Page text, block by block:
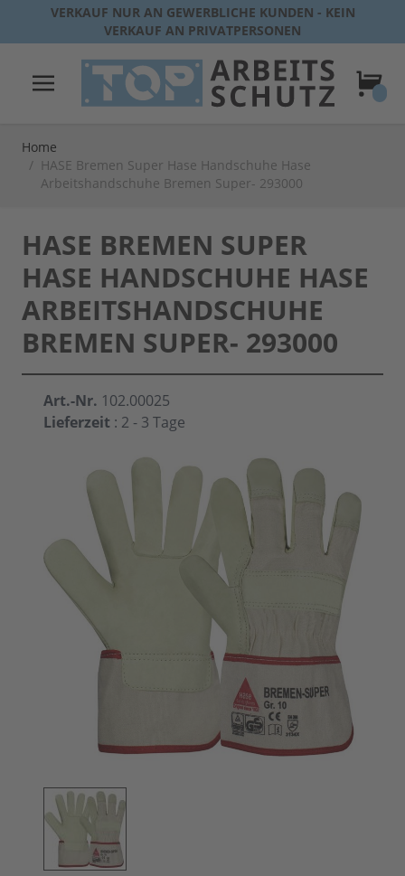
Direkt zum Inhalt
VERKAUF NUR AN GEWERBLICHE KUNDEN - KEIN
VERKAUF AN PRIVATPERSONEN
Home
/ HASE Bremen Super Hase Handschuhe Hase
Arbeitshandschuhe Bremen Super- 293000
HASE BREMEN SUPER
HASE HANDSCHUHE HASE
ARBEITSHANDSCHUHE
BREMEN SUPER- 293000
Art.-Nr. 102.00025
Lieferzeit : 2 - 3 Tage